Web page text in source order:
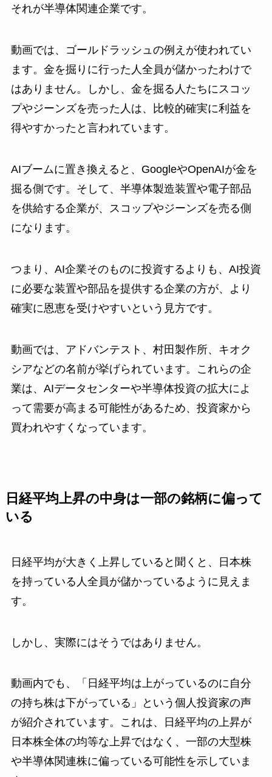
それが半導体関連企業です。
動画では、ゴールドラッシュの例えが使われてい
ます。金を掘りに行った人全員が儲かったわけで
はありません。しかし、金を掘る人たちにスコッ
プやジーンズを売った人は、比較的確実に利益を
得やすかったと言われています。
AIブームに置き換えると、GoogleやOpenAIが金を
掘る側です。そして、半導体製造装置や電子部品
を供給する企業が、スコップやジーンズを売る側
になります。
つまり、AI企業そのものに投資するよりも、AI投資
に必要な装置や部品を提供する企業の方が、より
確実に恩恵を受けやすいという見方です。
動画では、アドバンテスト、村田製作所、キオク
シアなどの名前が挙げられています。これらの企
業は、AIデータセンターや半導体投資の拡大によ
って需要が高まる可能性があるため、投資家から
買われやすくなっています。
日経平均上昇の中身は一部の銘柄に偏って
いる
日経平均が大きく上昇していると聞くと、日本株
を持っている人全員が儲かっているように見えま
す。
しかし、実際にはそうではありません。
動画内でも、「日経平均は上がっているのに自分
の持ち株は下がっている」という個人投資家の声
が紹介されています。これは、日経平均の上昇が
日本株全体の均等な上昇ではなく、一部の大型株
や半導体関連株に偏っている可能性を示していま